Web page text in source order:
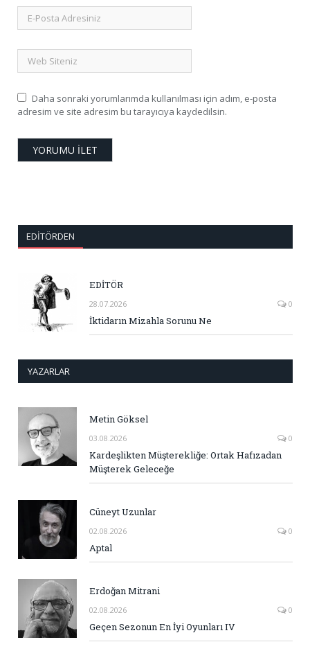
Daha sonraki yorumlarımda kullanılması için adım, e-posta
adresim ve site adresim bu tarayıcıya kaydedilsin.
EDITÖRDEN
EDİTÖR
28.07.2026 0
İktidarın Mizahla Sorunu Ne
YAZARLAR
Metin Göksel
03.08.2026 0
Kardeşlikten Müşterekliğe: Ortak Hafızadan
Müşterek Geleceğe
Cüneyt Uzunlar
02.08.2026 0
Aptal
Erdoğan Mitrani
02.08.2026 0
Geçen Sezonun En İyi Oyunları IV